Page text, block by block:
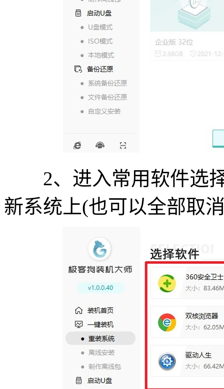
2、进入常用软件选择
新系统上(也可以全部取